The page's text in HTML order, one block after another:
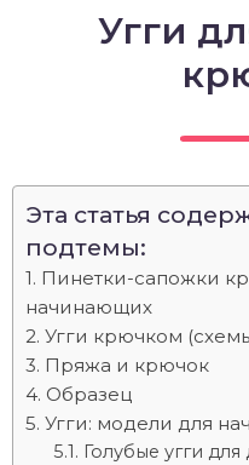
Угги
Эта статья
подтемы:
Пинетки-сапожки
начинающих
Угги крючком
Пряжа и крючок
Образец
Угги: модели для
Голубые угги